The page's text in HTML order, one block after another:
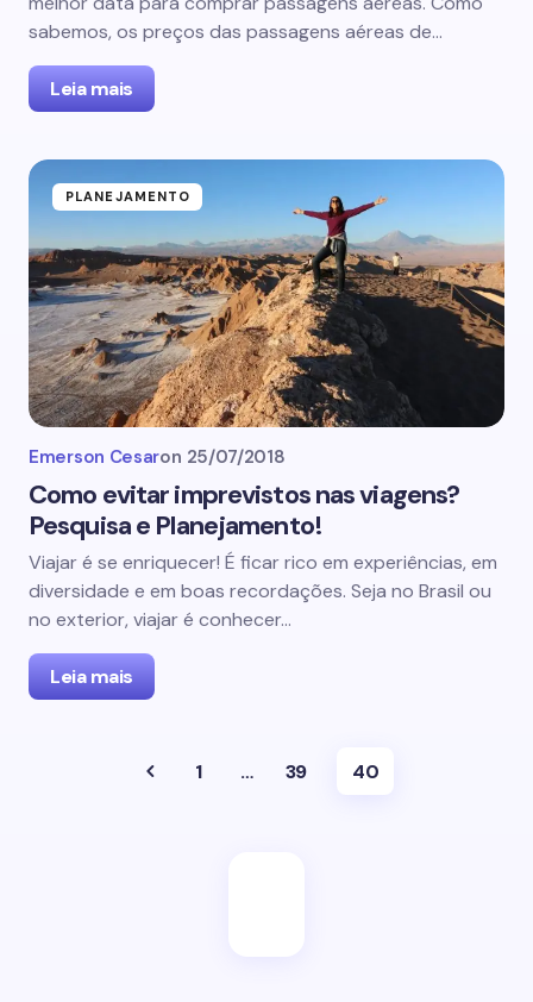
sabemos, os preços das passagens aéreas de…
Leia mais
PLANEJAMENTO
Emerson Cesaron 25/07/2018
Como evitar imprevistos nas viagens?
Pesquisa e Planejamento!
Viajar é se enriquecer! É ficar rico em experiências, em
diversidade e em boas recordações. Seja no Brasil ou
no exterior, viajar é conhecer…
Leia mais
1 … 39 40